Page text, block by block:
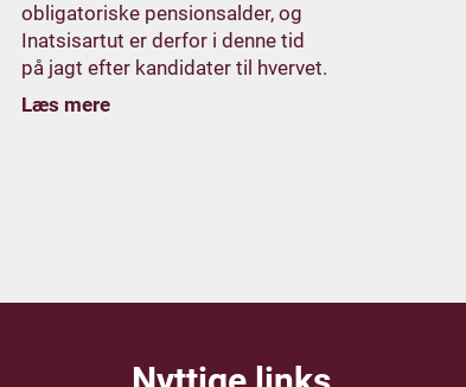
obligatoriske pensionsalder, og
Inatsisartut er derfor i denne tid
på jagt efter kandidater til hvervet.
Læs mere